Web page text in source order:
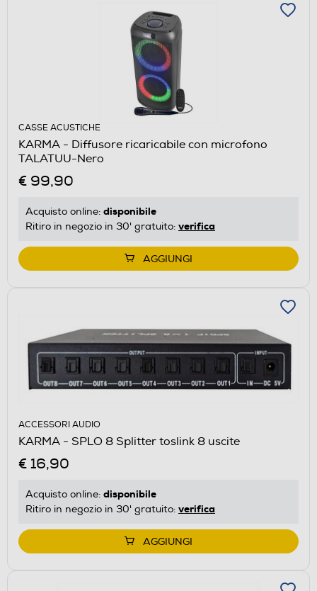
CASSE ACUSTICHE
KARMA - Diffusore ricaricabile con microfono
TALATUU-Nero
€ 99,90
Acquisto online: disponibile
Ritiro in negozio in 30' gratuito: verifica
AGGIUNGI
ACCESSORI AUDIO
KARMA - SPLO 8 Splitter toslink 8 uscite
€ 16,90
Acquisto online: disponibile
Ritiro in negozio in 30' gratuito: verifica
AGGIUNGI